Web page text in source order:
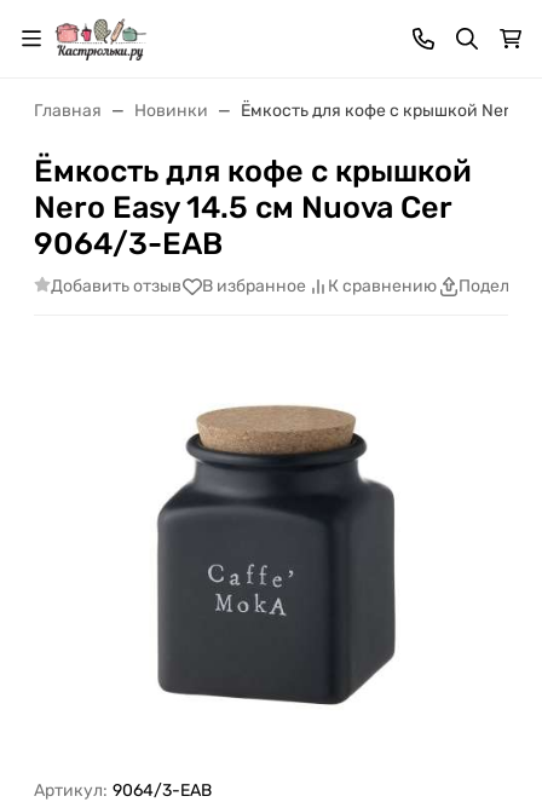
Главная Новинки Ёмкость для кофе с крышкой Nero
Ёмкость для кофе с крышкой
Nero Easy 14.5 см Nuova Cer
9064/3-EAB
Добавить отзыв В избранное К сравнению
Артикул: 9064/3-EAB